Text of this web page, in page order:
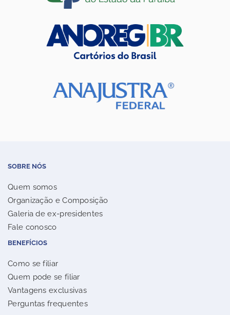
SOBRE NÓS
Quem somos
Organização e Composição
Galeria de ex-presidentes
Fale conosco
BENEFÍCIOS
Como se filiar
Quem pode se filiar
Vantagens exclusivas
Perguntas frequentes